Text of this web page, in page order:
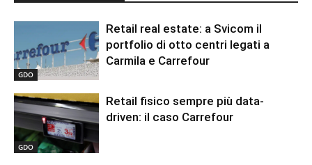
GDO
Retail real estate: a Svicom il
portfolio di otto centri legati a
Carmila e Carrefour
GDO
Retail fisico sempre più data-
driven: il caso Carrefour